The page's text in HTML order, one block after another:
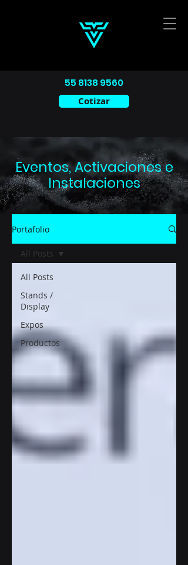
Cotizar
55 8138 9560
Eventos, Activaciones e
Instalaciones
Portafolio
All Posts
Stands /
Display
Expos
Productos
All Posts